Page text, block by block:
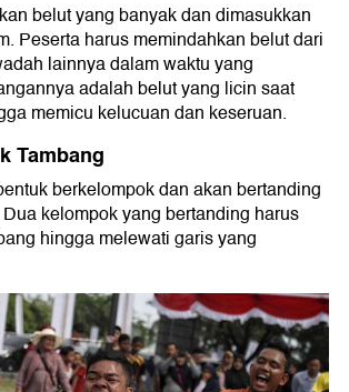
belut yang banyak dan dimasukkan
Peserta harus memindahkan belut dari
lainnya dalam waktu yang
adalah belut yang licin saat
memicu kelucuan dan keseruan.
Tambang
berkelompok dan akan bertanding
kelompok yang bertanding harus
hingga melewati garis yang